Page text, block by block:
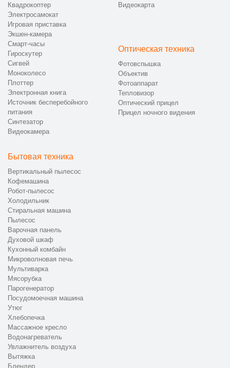
Квадрокоптер
Электросамокат
Игровая приставка
Экшен-камера
Смарт-часы
Гироскутер
Сигвей
Моноколесо
Плоттер
Электронная книга
Источник бесперебойного
питания
Синтезатор
Видеокамера
Видеокарта
Оптическая техника
Фотовспышка
Объектив
Фотоаппарат
Тепловизор
Оптический прицел
Прицел ночного видения
Бытовая техника
Вертикальный пылесос
Кофемашина
Робот-пылесос
Холодильник
Стиральная машина
Пылесос
Варочная панель
Духовой шкаф
Кухонный комбайн
Микроволновая печь
Мультиварка
Мясорубка
Парогенератор
Посудомоечная машина
Утюг
Хлебопечка
Массажное кресло
Водонагреватель
Увлажнитель воздуха
Вытяжка
Блендер